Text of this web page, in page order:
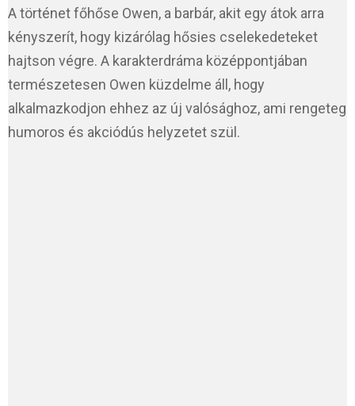
A történet főhőse Owen, a barbár, akit egy átok arra
kényszerít, hogy kizárólag hősies cselekedeteket
hajtson végre. A karakterdráma középpontjában
természetesen Owen küzdelme áll, hogy
alkalmazkodjon ehhez az új valósághoz, ami rengeteg
humoros és akciódús helyzetet szül.